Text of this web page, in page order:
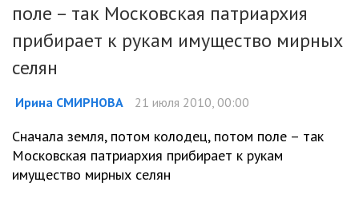
поле – так Московская патриархия
прибирает к рукам имущество мирных
селян
Ирина СМИРНОВА 21 июля 2010, 00:00
Сначала земля, потом колодец, потом поле – так
Московская патриархия прибирает к рукам
имущество мирных селян